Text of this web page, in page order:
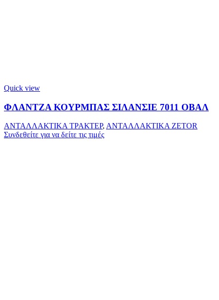
Quick view
ΦΛΑΝΤΖΑ ΚΟΥΡΜΠΑΣ ΣΙΛΑΝΣΙΕ 7011 ΟΒΑΛ
ΑΝΤΑΛΛΑΚΤΙΚΑ ΤΡΑΚΤΕΡ, ΑΝΤΑΛΛΑΚΤΙΚΑ ZETOR
Συνδεθείτε για να δείτε τις τιμές